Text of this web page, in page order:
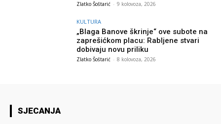
Zlatko Šoštarić - 9 kolovoza, 2026
KULTURA
„Blaga Banove škrinje“ ove subote na
zaprešićkom placu: Rabljene stvari
dobivaju novu priliku
Zlatko Šoštarić - 8 kolovoza, 2026
SJECANJA